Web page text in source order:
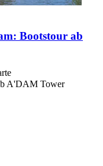
Bootstour ab
A'DAM Tower